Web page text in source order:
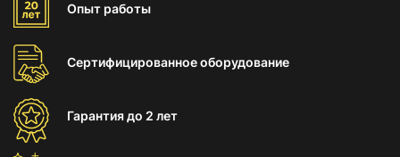
Опыт работы
Сертифицированноеоборудование
Гарантиядо 2 лет